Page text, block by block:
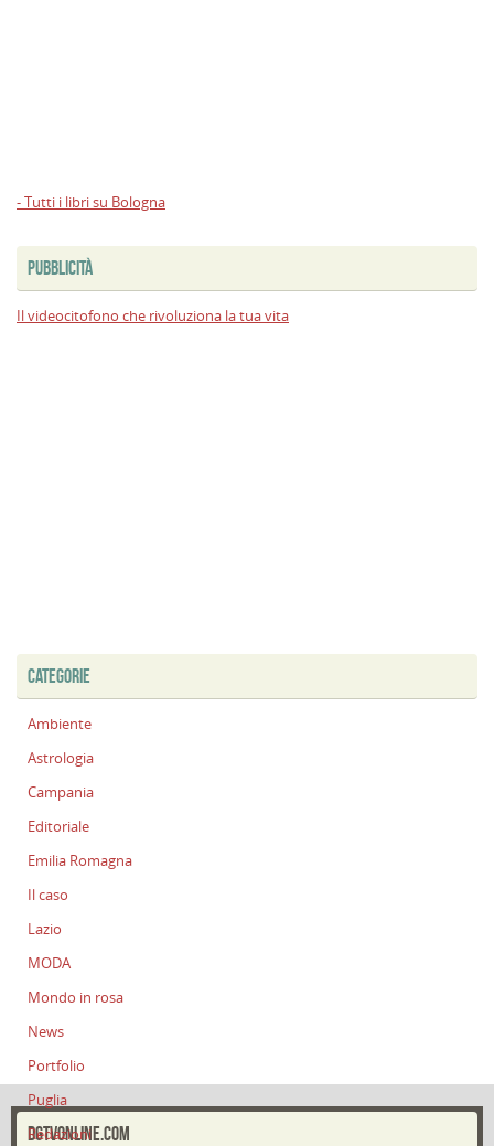
- Tutti i libri su Bologna
PUBBLICITÀ
Il videocitofono che rivoluziona la tua vita
CATEGORIE
Ambiente
Astrologia
Campania
Editoriale
Emilia Romagna
Il caso
Lazio
MODA
Mondo in rosa
News
Portfolio
Puglia
Redazioni
DGTVONLINE.COM